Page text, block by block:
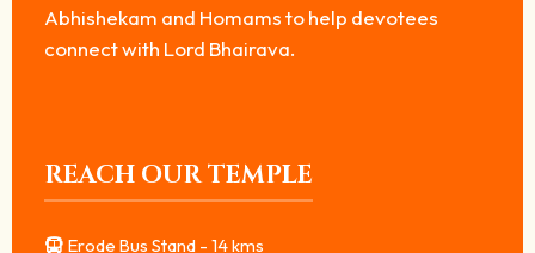
Abhishekam and Homams to help devotees
connect with Lord Bhairava.
REACH OUR TEMPLE
Erode Bus Stand - 14 kms